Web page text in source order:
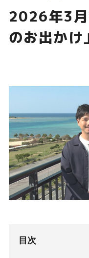
2026年3
のお出かけ
目次